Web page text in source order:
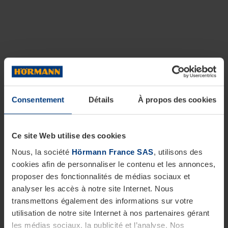
Consentement Détails À propos des cookies
Ce site Web utilise des cookies
Nous, la société Hörmann France SAS, utilisons des
cookies afin de personnaliser le contenu et les annonces,
proposer des fonctionnalités de médias sociaux et
analyser les accès à notre site Internet. Nous
transmettons également des informations sur votre
utilisation de notre site Internet à nos partenaires gérant
les médias sociaux, la publicité et l’analyse. Nos